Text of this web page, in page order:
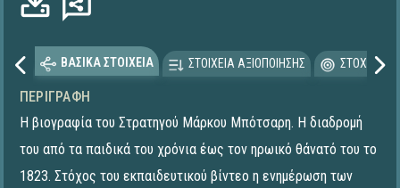
ΒΑΣΙΚΑ ΣΤΟΙΧΕΙΑ ΣΤΟΙΧΕΙΑ ΑΞΙΟΠΟΙΗΣΗΣ
ΠΕΡΙΓΡΑΦΉ
Η βιογραφία του Στρατηγού Μάρκου Μπότσαρη. Η διαδρομή
του από τα παιδικά του χρόνια έως τον ηρωικό θάνατό του το
1823. Στόχος του εκπαιδευτικού βίντεο η ενημέρωση των